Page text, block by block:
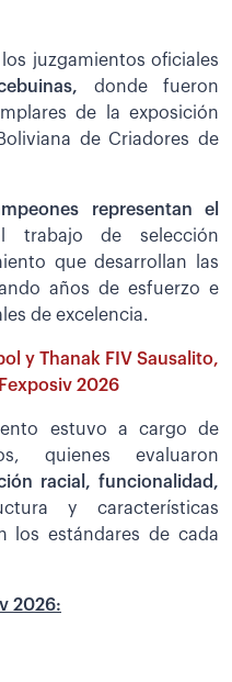
juzgamientos oficiales
donde fueron
de la exposición
de Criadores de
representan el
trabajo de selección
que desarrollan las
años de esfuerzo e
de excelencia.
y Thanak FIV Sausalito,
2026
estuvo a cargo de
quienes evaluaron
racial, funcionalidad,
y características
los estándares de cada
2026: